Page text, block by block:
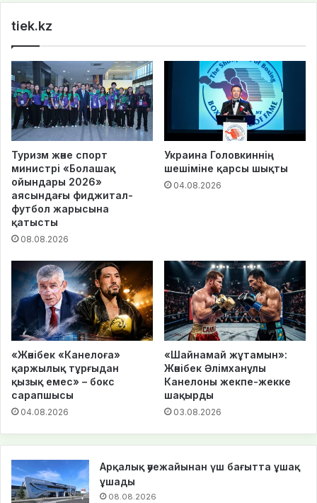
tiek.kz
Туризм және спорт
министрі «Болашақ
ойындары 2026»
аясындағы фиджитал-
футбол жарысына
қатысты
08.08.2026
Украина Головкиннің
шешіміне қарсы шықты
04.08.2026
«Жәнібек «Канелоға»
қаржылық тұрғыдан
қызық емес» – бокс
сарапшысы
04.08.2026
«Шайнамай жұтамын»:
Жәнібек Әлімханұлы
Канелоны жекпе-жекке
шақырды
03.08.2026
Арқалық әуежайынан үш бағытта ұшақ
ұшады
08.08.2026